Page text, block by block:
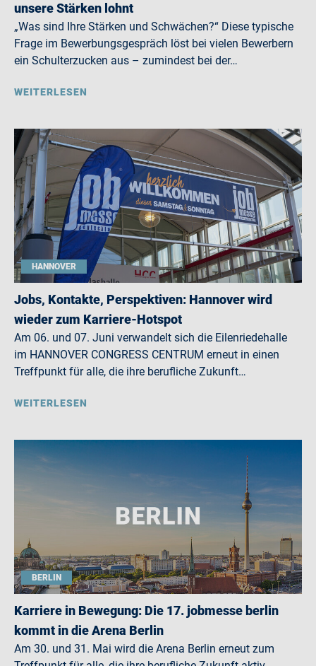
unsere Stärken lohnt
„Was sind Ihre Stärken und Schwächen?“ Diese typische
Frage im Bewerbungsgespräch löst bei vielen Bewerbern
ein Schulterzucken aus – zumindest bei der…
WEITERLESEN
HANNOVER
Jobs, Kontakte, Perspektiven: Hannover wird
wieder zum Karriere-Hotspot
Am 06. und 07. Juni verwandelt sich die Eilenriedehalle
im HANNOVER CONGRESS CENTRUM erneut in einen
Treffpunkt für alle, die ihre berufliche Zukunft…
WEITERLESEN
BERLIN
Karriere in Bewegung: Die 17. jobmesse berlin
kommt in die Arena Berlin
Am 30. und 31. Mai wird die Arena Berlin erneut zum